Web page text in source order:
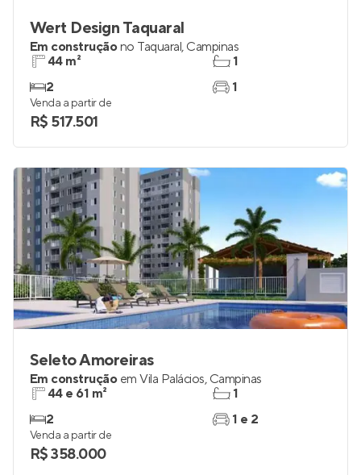
Wert Design Taquaral
Em construçãono Taquaral, Campinas
44 m²
2
1
1
Venda a partir de
R$ 517.501
Seleto Amoreiras
Em construção em Vila Palácios, Campinas
44 e 61 m²
2
1
1 e 2
Venda a partir de
R$ 358.000